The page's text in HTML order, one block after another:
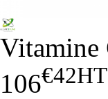
Vitamine
106€42HT